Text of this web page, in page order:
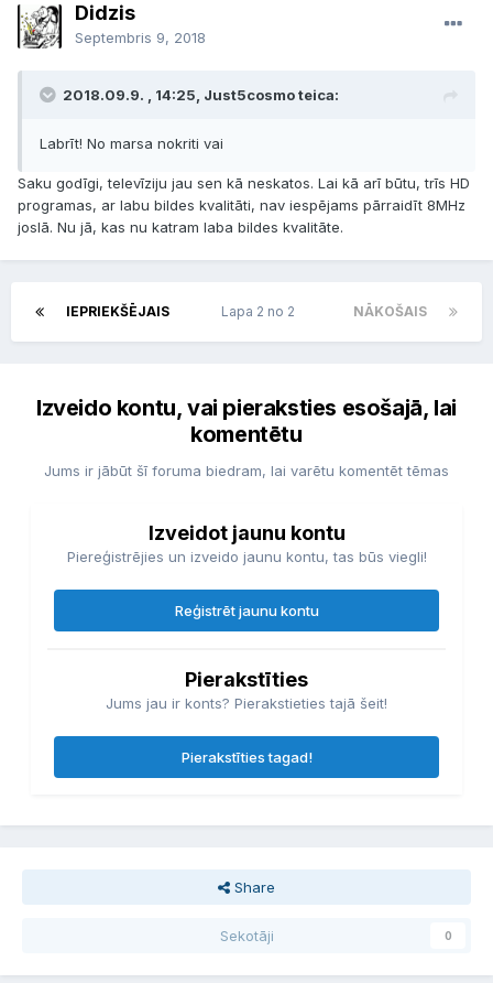
Didzis
Septembris 9, 2018
2018.09.9. , 14:25, Just5cosmo teica:
Labrīt! No marsa nokriti vai
Saku godīgi, televīziju jau sen kā neskatos. Lai kā arī būtu, trīs HD
programas, ar labu bildes kvalitāti, nav iespējams pārraidīt 8MHz
joslā. Nu jā, kas nu katram laba bildes kvalitāte.
IEPRIEKŠĒJAIS NĀKOŠAIS
Lapa 2 no 2
Izveido kontu, vai pieraksties esošajā, lai
komentētu
Jums ir jābūt šī foruma biedram, lai varētu komentēt tēmas
Izveidot jaunu kontu
Piereģistrējies un izveido jaunu kontu, tas būs viegli!
Reģistrēt jaunu kontu
Pierakstīties
Jums jau ir konts? Pierakstieties tajā šeit!
Pierakstīties tagad!
Share
Sekotāji 0